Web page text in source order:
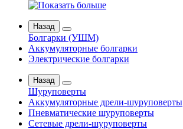
Назад
Болгарки (УШМ)
Аккумуляторные болгарки
Электрические болгарки
Назад
Шуруповерты
Аккумуляторные дрели-шуруповерты
Пневматические шуруповерты
Сетевые дрели-шуруповерты